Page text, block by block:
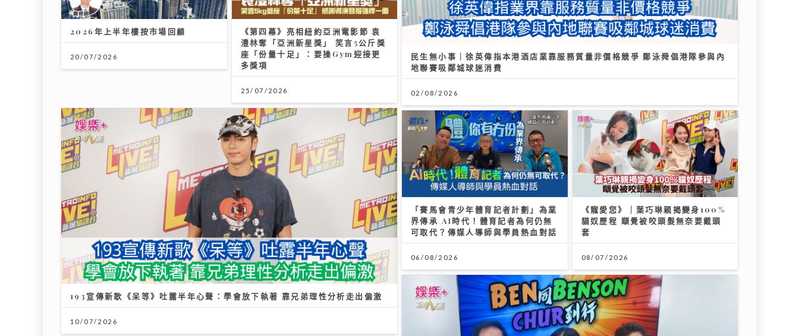
民生無小事｜徐英偉指本港酒店業靠服務質量非價格競爭 鄭泳舜倡港隊參與內
地聯賽吸鄰城球迷消費
02/08/2026
2026年上半年樓按市場回顧
20/07/2026
《第四幕》亮相紐約亞洲電影節 袁
澧林奪「亞洲新星獎」 笑言5公斤獎
座「份量十足」：要操Gym迎接更
多獎項
25/07/2026
193宣傳新歌《呆等》吐露半年心聲：學會放下執著 靠兄弟理性分析走出偏激
10/07/2026
「賽馬會青少年體育記者計劃」為業
界傳承 AI時代！體育記者為何仍無
可取代？傳媒人導師與學員熱血對話
06/08/2026
《寵愛您》｜葉巧琳親揭變身100%
貓奴歷程 瞓覺被咬頭髮無奈要戴頭
套
08/07/2026